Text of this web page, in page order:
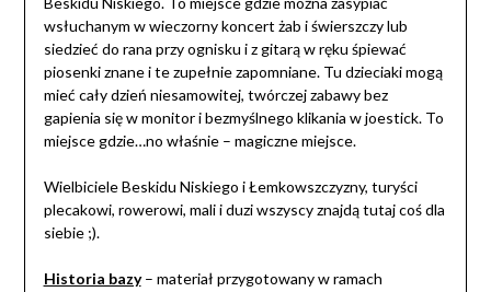
wsłuchanym w wieczorny koncert żab i świerszczy lub
siedzieć do rana przy ognisku i z gitarą w ręku śpiewać
piosenki znane i te zupełnie zapomniane. Tu dzieciaki mogą
mieć cały dzień niesamowitej, twórczej zabawy bez
gapienia się w monitor i bezmyślnego klikania w joestick. To
miejsce gdzie…no właśnie – magiczne miejsce.
Wielbiciele Beskidu Niskiego i Łemkowszczyzny, turyści
plecakowi, rowerowi, mali i duzi wszyscy znajdą tutaj coś dla
siebie ;).
Historia bazy– materiał przygotowany w ramach